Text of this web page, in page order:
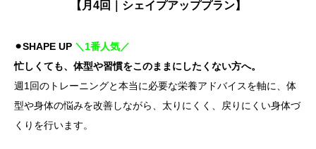
【月4回｜シェイプアッププラン】
⚫︎SHAPE UP ＼1番人気／
忙しくても、体型や習慣をこのままにしたくない方へ。
週1回のトレーニングと本当に必要な栄養アドバイスを軸に、体
型や身体の悩みを改善しながら、太りにくく、戻りにくい身体づ
くりを行います。